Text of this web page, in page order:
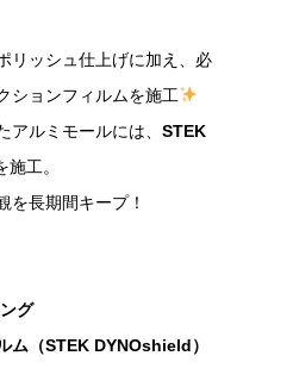
リッシュ仕上げに加え、必
ションフィルムを施工
アルミモールには、 STEK
施工。
を長期間キープ！
グ
ム（STEK DYNOshield）